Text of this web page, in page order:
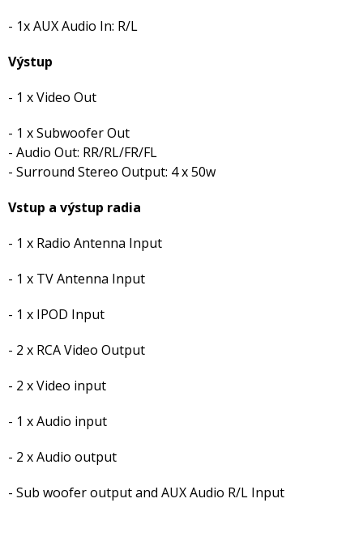
- 1x AUX Audio In: R/L
Výstup
- 1 x Video Out
- 1 x Subwoofer Out
- Audio Out: RR/RL/FR/FL
- Surround Stereo Output: 4 x 50w
Vstup a výstup radia
- 1 x Radio Antenna Input
- 1 x TV Antenna Input
- 1 x IPOD Input
- 2 x RCA Video Output
- 2 x Video input
- 1 x Audio input
- 2 x Audio output
- Sub woofer output and AUX Audio R/L Input